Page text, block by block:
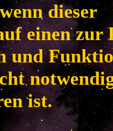
dieser
einen zur
und
ist.